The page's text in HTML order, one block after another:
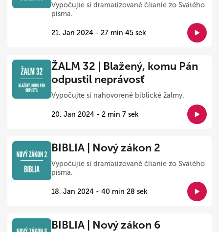
Vypočujte si dramatizované čítanie zo Svätého
písma.
21. Jan 2024 - 27 min 45 sek
ŽALM 32 | Blažený, komu Pán
odpustil neprávosť
Vypočujte si nahovorené biblické žalmy.
20. Jan 2024 - 2 min 7 sek
BIBLIA | Nový zákon 2
Vypočujte si dramatizované čítanie zo Svätého
písma.
18. Jan 2024 - 40 min 28 sek
BIBLIA | Nový zákon 6